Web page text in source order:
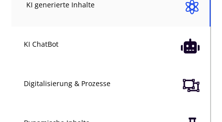

KI generierte Inhalte

KI ChatBot

Digitalisierung & Prozesse